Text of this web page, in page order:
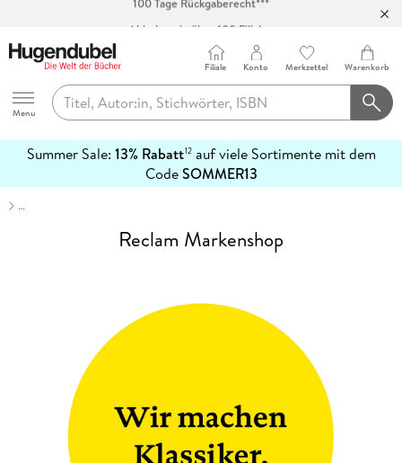
Abholung in über 100 Filialen
Hugendubel
Menu
Filiale Konto Merkzettel Warenkorb
Summer Sale: 13% Rabatt12auf viele Sortimente mit dem
CodeSOMMER13
erfahren
…
Reclam Markenshop